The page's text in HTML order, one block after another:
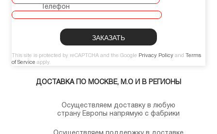
Телефон
This site is protected by reCAPTCHA and the Google Privacy Policy and
Terms
of Service apply.
ДОСТАВКА ПО МОСКВЕ, М.О И В РЕГИОНЫ
Осуществляем доставку в любую
страну Европы напрямую с фабрики